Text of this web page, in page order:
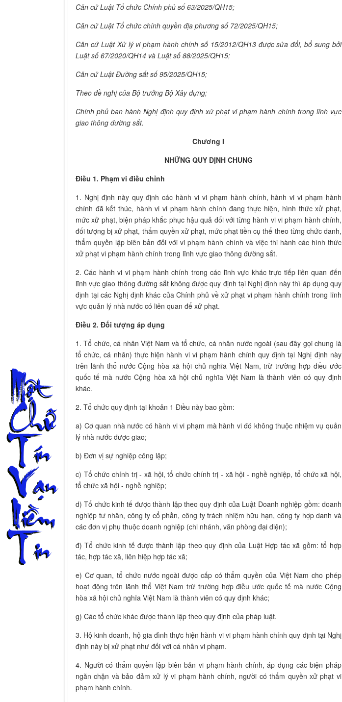
Căn cứ Luật Tổ chức Chính phủ số 63/2025/QH15;
Căn cứ Luật Tổ chức chính quyền địa phương số 72/2025/QH15;
Căn cứ Luật Xử lý vi phạm hành chính số 15/2012/QH13 được sửa đổi, bổ sung bởi
Luật số 67/2020/QH14 và Luật số 88/2025/QH15;
Căn cứ Luật Đường sắt số 95/2025/QH15;
Theo đề nghị của Bộ trưởng Bộ Xây dựng;
Chính phủ ban hành Nghị định quy định xử phạt vi phạm hành chính trong lĩnh vực
giao thông đường sắt.
Chương I
NHỮNG QUY ĐỊNH CHUNG
Điều 1. Phạm vi điều chỉnh
1. Nghị định này quy định các hành vi vi phạm hành chính, hành vi vi phạm hành
chính đã kết thúc, hành vi vi phạm hành chính đang thực hiện, hình thức xử phạt,
mức xử phạt, biện pháp khắc phục hậu quả đối với từng hành vi vi phạm hành chính,
đối tượng bị xử phạt, thẩm quyền xử phạt, mức phạt tiền cụ thể theo từng chức danh,
thẩm quyền lập biên bản đối với vi phạm hành chính và việc thi hành các hình thức
xử phạt vi phạm hành chính trong lĩnh vực giao thông đường sắt.
2. Các hành vi vi phạm hành chính trong các lĩnh vực khác trực tiếp liên quan đến
lĩnh vực giao thông đường sắt không được quy định tại Nghị định này thì áp dụng quy
định tại các Nghị định khác của Chính phủ về xử phạt vi phạm hành chính trong lĩnh
vực quản lý nhà nước có liên quan để xử phạt.
Điều 2. Đối tượng áp dụng
1. Tổ chức, cá nhân Việt Nam và tổ chức, cá nhân nước ngoài (sau đây gọi chung là
tổ chức, cá nhân) thực hiện hành vi vi phạm hành chính quy định tại Nghị định này
trên lãnh thổ nước Cộng hòa xã hội chủ nghĩa Việt Nam, trừ trường hợp điều ước
quốc tế mà nước Cộng hòa xã hội chủ nghĩa Việt Nam là thành viên có quy định
khác.
2. Tổ chức quy định tại khoản 1 Điều này bao gồm:
a) Cơ quan nhà nước có hành vi vi phạm mà hành vi đó không thuộc nhiệm vụ quản
lý nhà nước được giao;
b) Đơn vị sự nghiệp công lập;
c) Tổ chức chính trị - xã hội, tổ chức chính trị - xã hội - nghề nghiệp, tổ chức xã hội,
tổ chức xã hội - nghề nghiệp;
d) Tổ chức kinh tế được thành lập theo quy định của Luật Doanh nghiệp gồm: doanh
nghiệp tư nhân, công ty cổ phần, công ty trách nhiệm hữu hạn, công ty hợp danh và
các đơn vị phụ thuộc doanh nghiệp (chi nhánh, văn phòng đại diện);
đ) Tổ chức kinh tế được thành lập theo quy định của Luật Hợp tác xã gồm: tổ hợp
tác, hợp tác xã, liên hiệp hợp tác xã;
e) Cơ quan, tổ chức nước ngoài được cấp có thẩm quyền của Việt Nam cho phép
hoạt động trên lãnh thổ Việt Nam trừ trường hợp điều ước quốc tế mà nước Cộng
hòa xã hội chủ nghĩa Việt Nam là thành viên có quy định khác;
g) Các tổ chức khác được thành lập theo quy định của pháp luật.
3. Hộ kinh doanh, hộ gia đình thực hiện hành vi vi phạm hành chính quy định tại Nghị
định này bị xử phạt như đối với cá nhân vi phạm.
4. Người có thẩm quyền lập biên bản vi phạm hành chính, áp dụng các biện pháp
ngăn chặn và bảo đảm xử lý vi phạm hành chính, người có thẩm quyền xử phạt vi
phạm hành chính.